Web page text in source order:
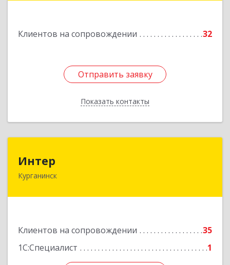
Клиентов на сопровождении 32
Отправить заявку
Показать контакты
Подробнее
Отправить заявку
Назад
Интер
Курганинск
Клиентов на сопровождении
35
1С:Специалист
1
352430, Краснодарский край, Курганинск г,